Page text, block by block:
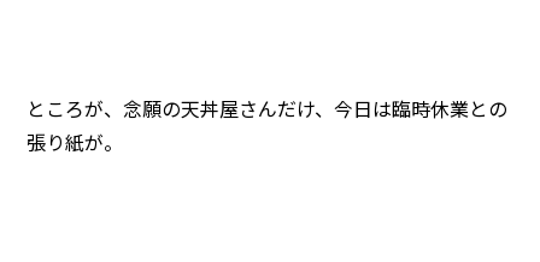
ところが、念願の天丼屋さんだけ、今日は臨時休業との
張り紙が。